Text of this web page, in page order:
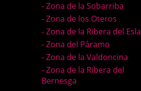
- Zona de la Sobarriba
- Zona de los Oteros
- Zona de la Ribera del Esla
- Zona del Páramo
- Zona de la Valdoncina
- Zona de la Ribera del
Bernesga